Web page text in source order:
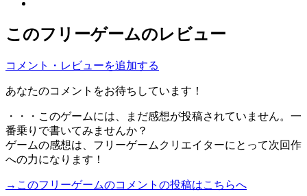
このフリーゲームのレビュー
コメント・レビューを追加する
あなたのコメントをお待ちしています！
・・・このゲームには、まだ感想が投稿されていません。一
番乗りで書いてみませんか？
ゲームの感想は、フリーゲームクリエイターにとって次回作
への力になります！
→このフリーゲームのコメントの投稿はこちらへ